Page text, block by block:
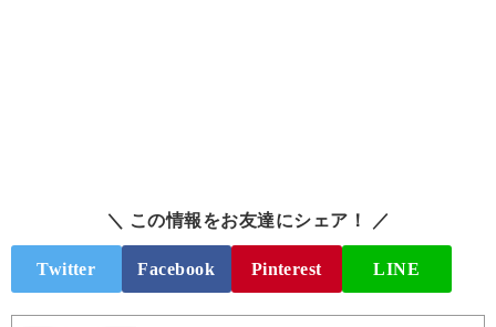
＼ この情報をお友達にシェア！ ／
Twitter Facebook Pinterest LINE